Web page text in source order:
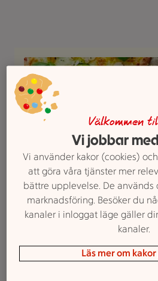
1. Pizza bianco med
Betyg 4.6 av 5. 45
45 personer har röstatReceptet
11
Med tortillabröd som
Välkommen
Vi jobbar
Vi använder kakor (cookies)
att göra våra tjänster mer
bättre upplevelse. De används
marknadsföring. Besöker du
kanaler i inloggat läge gäller
kanaler.
Läs mer om